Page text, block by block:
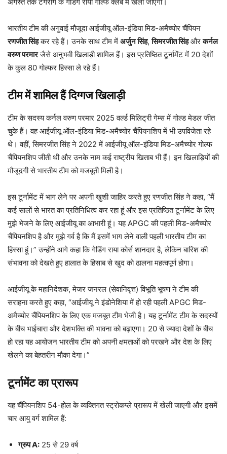
भारतीय टीम की अगुवाई मौजूदा आईजीयू ऑल-इंडिया मिड-अमैच्योर चैंपियन
रणजीत सिंहकर रहे हैं। उनके साथ टीम में अर्जुन सिंह,सिमरजीत सिंहऔरकर्नल
वरुण परमारजैसे अनुभवी खिलाड़ी शामिल हैं। इस प्रतिष्ठित टूर्नामेंट में 20 देशों
के कुल 80 गोल्फर हिस्सा ले रहे हैं।
टीम में शामिल हैं दिग्गज खिलाड़ी
टीम के सदस्य कर्नल वरुण परमार 2025 वर्ल्ड मिलिट्री गेम्स में गोल्ड मेडल जीत
चुके हैं। वह आईजीयू ऑल-इंडिया मिड-अमैच्योर चैंपियनशिप में भी उपविजेता रहे
थे। वहीं, सिमरजीत सिंह ने 2022 में आईजीयू ऑल-इंडिया मिड-अमैच्योर गोल्फ
चैंपियनशिप जीती थी और उनके नाम कई राष्ट्रीय खिताब भी हैं। इन खिलाड़ियों की
मौजूदगी से भारतीय टीम को मजबूती मिली है।
इस टूर्नामेंट में भाग लेने पर अपनी खुशी जाहिर करते हुए रणजीत सिंह ने कहा, “मैं
कई सालों से भारत का प्रतिनिधित्व कर रहा हूं और इस प्रतिष्ठित टूर्नामेंट के लिए
मुझे भेजने के लिए आईजीयू का आभारी हूं। यह APGC की पहली मिड-अमैच्योर
चैंपियनशिप है और मुझे गर्व है कि मैं इसमें भाग लेने वाली पहली भारतीय टीम का
हिस्सा हूं।” उन्होंने आगे कहा कि गेडिंग राया कोर्स शानदार है, लेकिन बारिश की
संभावना को देखते हुए हालात के हिसाब से खुद को ढालना महत्वपूर्ण होगा।
आईजीयू के महानिदेशक, मेजर जनरल (सेवानिवृत्त) विभूति भूषण ने टीम की
सराहना करते हुए कहा, “आईजीयू ने इंडोनेशिया में हो रही पहली APGC मिड-
अमैच्योर चैंपियनशिप के लिए एक मजबूत टीम भेजी है। यह टूर्नामेंट टीम के सदस्यों
के बीच भाईचारा और देशभक्ति की भावना को बढ़ाएगा। 20 से ज्यादा देशों के बीच
हो रहा यह आयोजन भारतीय टीम को अपनी क्षमताओं को परखने और देश के लिए
खेलने का बेहतरीन मौका देगा।”
टूर्नामेंट का प्रारूप
यह चैंपियनशिप 54-होल के व्यक्तिगत स्ट्रोकप्ले प्रारूप में खेली जाएगी और इसमें
चार आयु वर्ग शामिल हैं:
ग्रुप A: 25 से 29 वर्ष